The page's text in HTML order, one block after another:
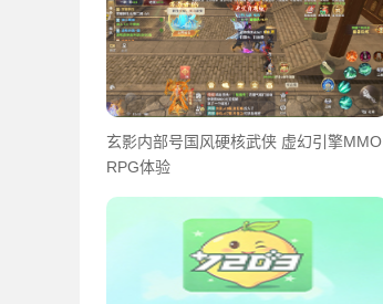
玄影内部号国风硬核武侠 虚幻引擎MMO
RPG体验